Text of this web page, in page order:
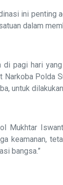
ini penting
dalam
di pagi hari
Narkoba Polda
untuk
Mukhtar
keamanan,
bangsa.”